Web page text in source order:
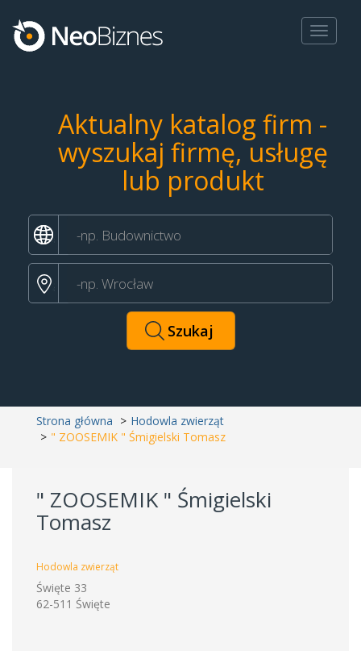
Toggle
Aktualny katalog firm -
wyszukaj firmę, usługę
lub produkt
Strona główna
Hodowla zwierząt
" ZOOSEMIK " Śmigielski Tomasz
" ZOOSEMIK " Śmigielski
Tomasz
Hodowla zwierząt
Święte 33
62-511 Święte